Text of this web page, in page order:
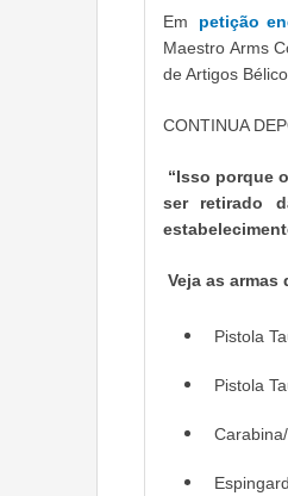
Em petição
Maestro Arms
de Artigos
CONTINUA
“Isso porque
ser retirado
Veja as armas
Pistola
Pistola